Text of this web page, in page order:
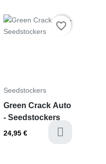
Prezzo
Seedstockers
Green Crack Auto
- Seedstockers
24,95 €
favorite_border